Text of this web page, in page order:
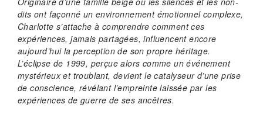
dits ont façonné un environnement émotionnel complexe,
Charlotte s’attache à comprendre comment ces
expériences, jamais partagées, influencent encore
aujourd’hui la perception de son propre héritage.
L’éclipse de 1999, perçue alors comme un événement
mystérieux et troublant, devient le catalyseur d’une prise
de conscience, révélant l’empreinte laissée par les
expériences de guerre de ses ancêtres.